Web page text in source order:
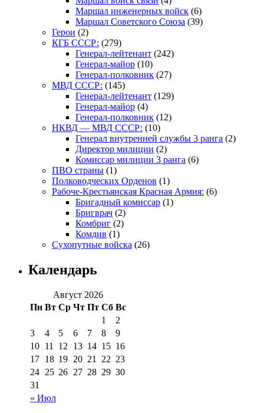
Маршал инженерных войск (6)
Маршал Советского Союза (39)
Герои (2)
КГБ СССР: (279)
Генерал-лейтенант (242)
Генерал-майор (10)
Генерал-полковник (27)
МВД СССР: (145)
Генерал-лейтенант (129)
Генерал-майор (4)
Генерал-полковник (12)
НКВД — МВД СССР: (10)
Генерал внутренней службы 3 ранга (2)
Директор милиции (2)
Комиссар милиции 3 ранга (6)
ПВО страны (1)
Полководческих Орденов (1)
Рабоче-Крестьянская Красная Армия: (6)
Бригадный комиссар (1)
Бригврач (2)
Комбриг (2)
Комдив (1)
Сухопутные войска (26)
Календарь
Август 2026
Пн Вт Ср Чт Пт Сб Вс
« Июл
1
2
3
4 5 6 7 8
9
10 11 12 13 14 15 16
17 18 19 20 21 22 23
24 25 26 27 28 29 30
31